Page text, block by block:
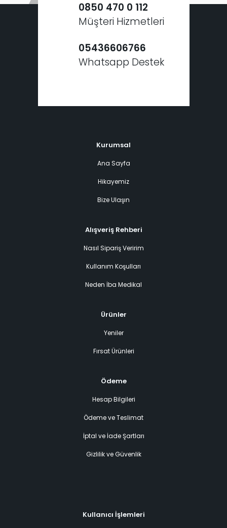
0850 470 0 112
Müşteri Hizmetleri
05436606766
Whatsapp Destek
Kurumsal
Ana Sayfa
Hikayemiz
Bize Ulaşın
Alışveriş Rehberi
Nasıl Sipariş Veririm
Kullanım Koşulları
Neden İba Medikal
Ürünler
Yeniler
Fırsat Ürünleri
Ödeme
Hesap Bilgileri
Ödeme ve Teslimat
İptal ve İade Şartları
Gizlilik ve Güvenlik
Kullanıcı İşlemleri